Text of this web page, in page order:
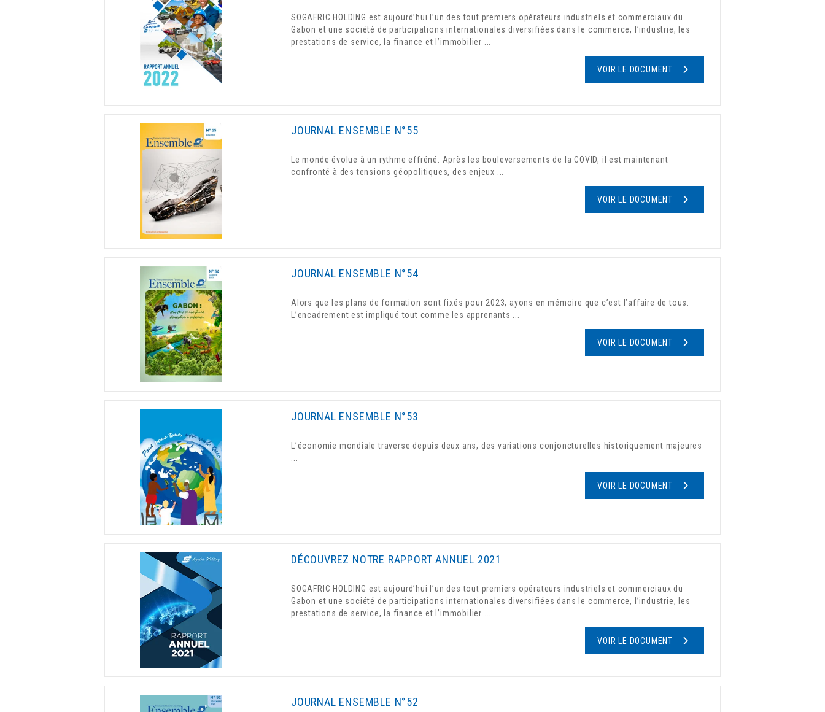
SOGAFRIC HOLDING est aujourd’hui l’un des tout premiers opérateurs industriels et commerciaux du
Gabon et une société de participations internationales diversifiées dans le commerce, l’industrie, les
prestations de service, la finance et l’immobilier ...
VOIR LE DOCUMENT
JOURNAL ENSEMBLE N°55
Le monde évolue à un rythme effréné. Après les bouleversements de la COVID, il est maintenant
confronté à des tensions géopolitiques, des enjeux ...
VOIR LE DOCUMENT
JOURNAL ENSEMBLE N°54
Alors que les plans de formation sont fixés pour 2023, ayons en mémoire que c’est l’affaire de tous.
L’encadrement est impliqué tout comme les apprenants ...
VOIR LE DOCUMENT
JOURNAL ENSEMBLE N°53
L’économie mondiale traverse depuis deux ans, des variations conjoncturelles historiquement majeures
VOIR LE DOCUMENT
DÉCOUVREZ NOTRE RAPPORT ANNUEL 2021
SOGAFRIC HOLDING est aujourd’hui l’un des tout premiers opérateurs industriels et commerciaux du
Gabon et une société de participations internationales diversifiées dans le commerce, l’industrie, les
prestations de service, la finance et l’immobilier ...
VOIR LE DOCUMENT
JOURNAL ENSEMBLE N°52